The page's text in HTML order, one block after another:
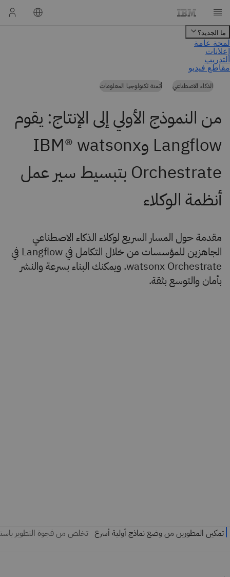
الذكاء الاصطناعي أتمتة تكنولوجيا المعلومات
من النموذج الأولي إلى الإنتاج: يقوم
Langflow وIBM® watsonx
Orchestrate بتبسيط سير عمل
أنظمة الوكلاء
مقدمة حول المسار السريع لوكلاء الذكاء الاصطناعي
الجاهزين للمؤسسات من خلال التكامل في Langflow في
watsonx Orchestrate. ويمكنك البناء بسرعة والنشر
بأمان والتوسع بثقة.